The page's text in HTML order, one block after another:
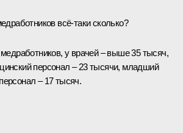
всё‑таки сколько?
у врачей – выше 35 тысяч,
персонал – 23 тысячи, младший
– 17 тысяч.